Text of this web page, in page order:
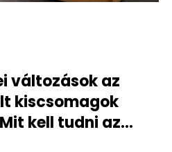
változások az
kiscsomagok
kell tudni az